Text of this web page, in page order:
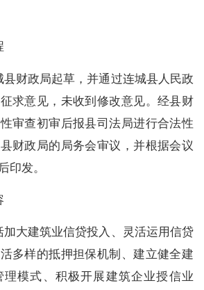
县财政局起草，并通过连城县人民政
求意见，未收到修改意见。经县财
审查初审后报县司法局进行合法性
财政局的局务会审议，并根据会议
印发。
加大建筑业信贷投入、灵活运用信贷
多样的抵押担保机制、建立健全建
模式、积极开展建筑企业授信业